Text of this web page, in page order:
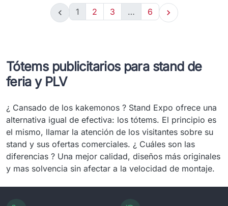
 1 2 3 … 6 
Tótems publicitarios para stand de
feria y PLV
¿ Cansado de los kakemonos ? Stand Expo ofrece una
alternativa igual de efectiva: los tótems. El principio es
el mismo, llamar la atención de los visitantes sobre su
stand y sus ofertas comerciales. ¿ Cuáles son las
diferencias ? Una mejor calidad, diseños más originales
y mas solvencia sin afectar a la velocidad de montaje.